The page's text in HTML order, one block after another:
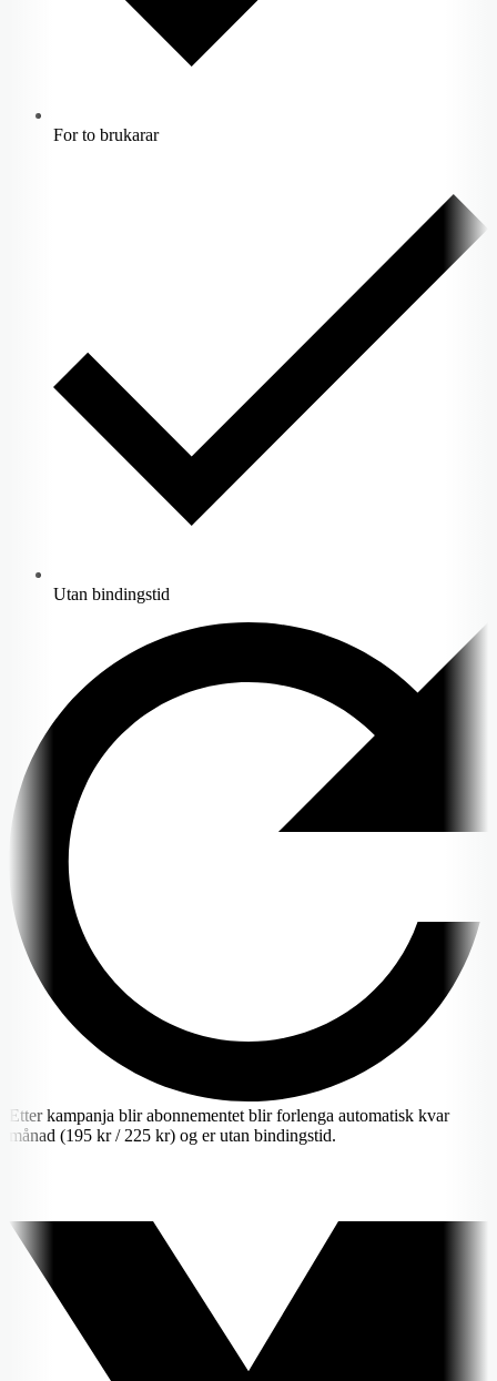
For to brukarar
Utan bindingstid
Etter kampanja blir abonnementet blir forlenga automatisk kvar
månad (195 kr / 225 kr) og er utan bindingstid.